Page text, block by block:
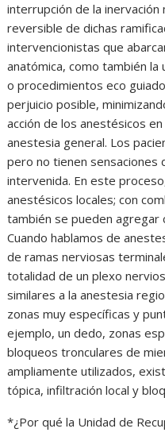
interrupción de la
reversible de dichas
intervencionistas que
anatómica, como también
o procedimientos eco
perjuicio posible,
acción de los anestésicos
anestesia general. Los
pero no tienen sensaciones
intervenida. En este
anestésicos locales; con
también se pueden agregar
Cuando hablamos de
de ramas nerviosas
totalidad de un plexo
similares a la anestesia
zonas muy específicas y
ejemplo, un dedo, zonas
bloqueos tronculares de
ampliamente utilizados,
tópica, infiltración local y
*¿Por qué la Unidad de